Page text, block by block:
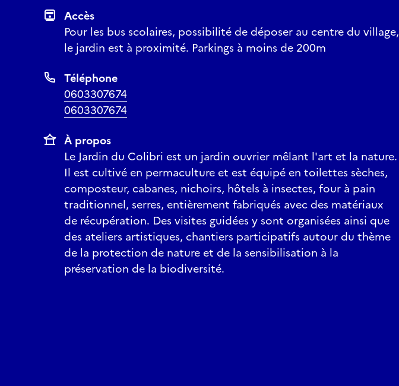
Accès
Pour les bus scolaires, possibilité de déposer au centre du village,
le jardin est à proximité. Parkings à moins de 200m
Téléphone
0603307674
0603307674
À propos
Le Jardin du Colibri est un jardin ouvrier mêlant l'art et la nature.
Il est cultivé en permaculture et est équipé en toilettes sèches,
composteur, cabanes, nichoirs, hôtels à insectes, four à pain
traditionnel, serres, entièrement fabriqués avec des matériaux
de récupération. Des visites guidées y sont organisées ainsi que
des ateliers artistiques, chantiers participatifs autour du thème
de la protection de nature et de la sensibilisation à la
préservation de la biodiversité.